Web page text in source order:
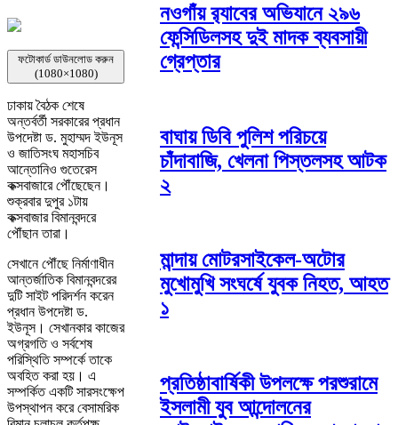
ফটোকার্ড ডাউনলোড করুন
(1080×1080)
ঢাকায় বৈঠক শেষে
অন্তর্বর্তী সরকারের প্রধান
উপদেষ্টা ড. মুহাম্মদ ইউনূস
ও জাতিসংঘ মহাসচিব
আন্তোনিও গুতেরেস
কক্সবাজারে পৌঁছেছেন।
শুক্রবার দুপুর ১টায়
কক্সবাজার বিমানবন্দরে
পৌঁছান তারা।
সেখানে পৌঁছে নির্মাণাধীন
আন্তর্জাতিক বিমানবন্দরের
দুটি সাইট পরিদর্শন করেন
প্রধান উপদেষ্টা ড.
ইউনূস। সেখানকার কাজের
অগ্রগতি ও সর্বশেষ
পরিস্থিতি সম্পর্কে তাকে
অবহিত করা হয়। এ
সম্পর্কিত একটি সারসংক্ষেপ
উপস্থাপন করে বেসামরিক
নওগাঁয় র‌্যাবের অভিযানে ২৯৬
ফেন্সিডিলসহ দুই মাদক ব্যবসায়ী
গ্রেপ্তার
বাঘায় ডিবি পুলিশ পরিচয়ে
চাঁদাবাজি, খেলনা পিস্তলসহ আটক
২
মান্দায় মোটরসাইকেল-অটোর
মুখোমুখি সংঘর্ষে যুবক নিহত, আহত
১
প্রতিষ্ঠাবার্ষিকী উপলক্ষে পরশুরামে
ইসলামী যুব আন্দোলনের